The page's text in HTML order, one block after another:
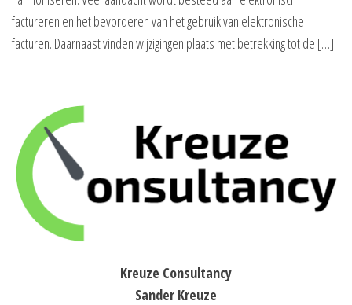
factureren en het bevorderen van het gebruik van elektronische
facturen. Daarnaast vinden wijzigingen plaats met betrekking tot de […]
Kreuze Consultancy
Sander Kreuze